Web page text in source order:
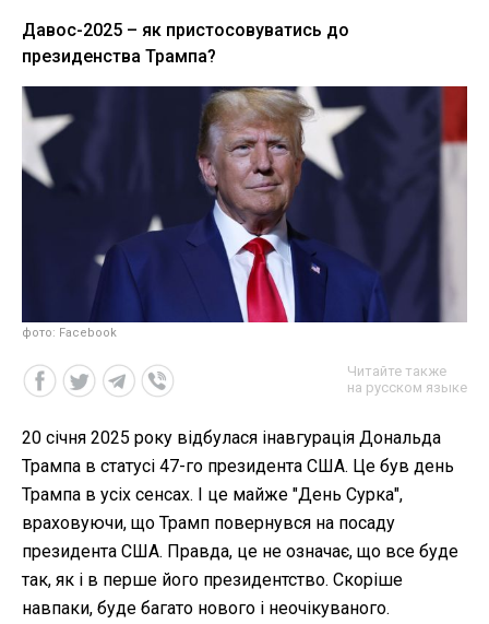
Давос-2025 – як пристосовуватись до
президенства Трампа?
фото: Facebook
Читайте также
на русском языке
20 січня 2025 року відбулася інавгурація Дональда
Трампа в статусі 47-го президента США. Це був день
Трампа в усіх сенсах. І це майже "День Сурка",
враховуючи, що Трамп повернувся на посаду
президента США. Правда, це не означає, що все буде
так, як і в перше його президентство. Скоріше
навпаки, буде багато нового і неочікуваного.